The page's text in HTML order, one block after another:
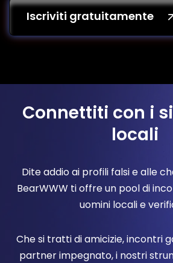
Iscriviti gratuitamente
Connettiti con i
locali
Dite addio ai profili falsi e alle
BearWWW ti offre un pool di
uomini locali e
Che si tratti di amicizie, incontri
partner impegnato, i nostri